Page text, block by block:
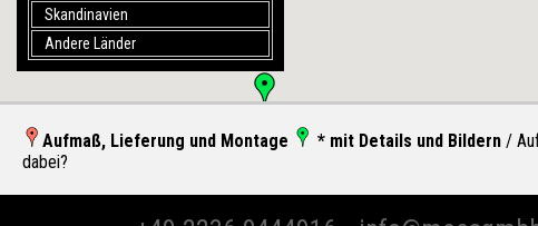
Skandinavien
Andere Länder
Aufmaß, Lieferung und Montage * mit Details und Bildern /
dabei?